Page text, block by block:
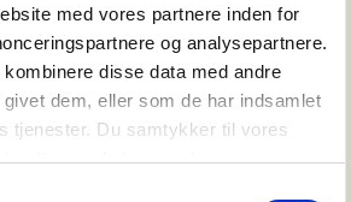
med vores partnere inden for
og analysepartnere.
disse data med andre
dem, eller som de har indsamlet
tjenester. Du samtykker til vores
med at anvende vores
byer